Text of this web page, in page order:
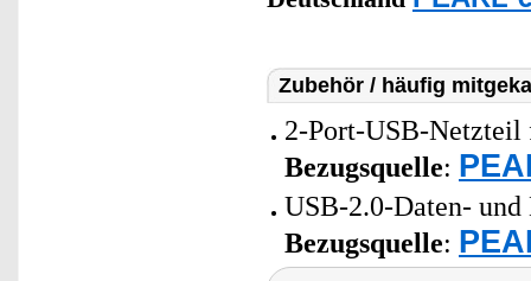
Zubehör / häufig
2-Port-USB-Netzteil
Bezugsquelle:
USB-2.0-Daten-
Bezugsquelle: